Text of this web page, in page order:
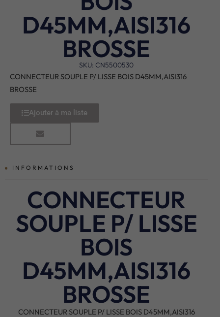
D45MM,AISI316
BROSSE
SKU: CN5500530
CONNECTEUR SOUPLE P/ LISSE BOIS D45MM,AISI316
BROSSE
Ajouter à ma liste
INFORMATIONS
CONNECTEUR
SOUPLE P/ LISSE
BOIS
D45MM,AISI316
BROSSE
CONNECTEUR SOUPLE P/ LISSE BOIS D45MM,AISI316